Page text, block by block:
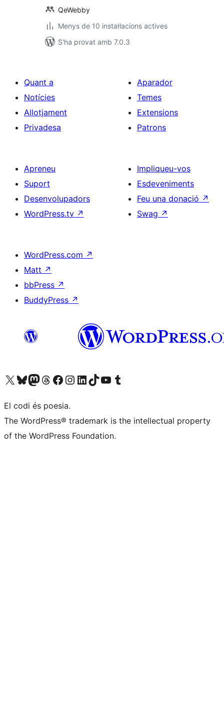
QeWebby
Menys de 10 instal·lacions actives
S'ha provat amb 7.0.3
Quant a
Notícies
Allotjament
Privadesa
Aparador
Temes
Extensions
Patrons
Apreneu
Suport
Desenvolupadors
WordPress.tv ↗
Impliqueu-vos
Esdeveniments
Feu una donació ↗
Swag ↗
WordPress.com ↗
Matt ↗
bbPress ↗
BuddyPress ↗
Visiteu el nostre compte X (abans Twitter)
Visiteu el nostre compte de Bluesky
Visiteu el nostre compte al Mastodon
Visiteu el nostre compte de Threads
Visiteu la nostra pàgina al Facebook
Visiteu el nostre compte d'Instagram
Visiteu el nostre compte de LinkedIn
Visiteu el nostre compte de TikTok
Visiteu el nostre canal al YouTube
Visiteu el nostre compte de Tumblr
El codi és poesia.
The WordPress® trademark is the intellectual property
of the WordPress Foundation.